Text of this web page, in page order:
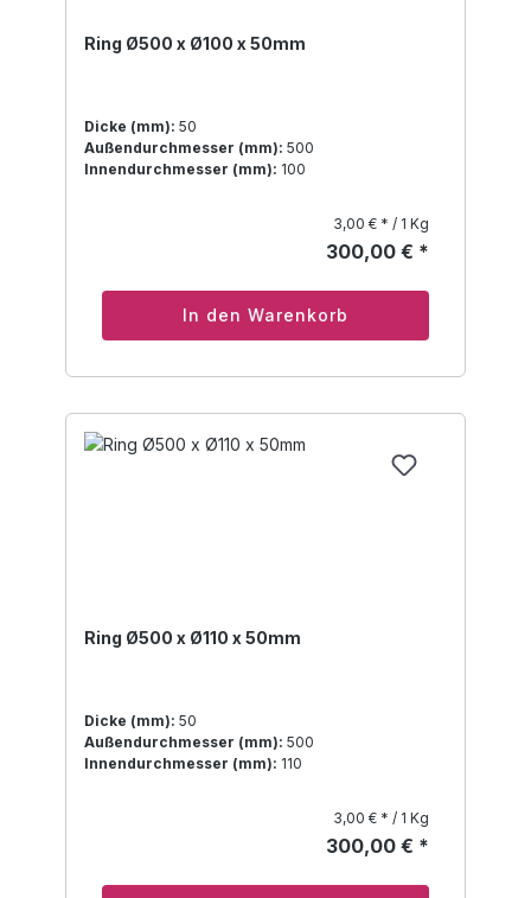
Ring Ø500 x Ø100 x 50mm
Dicke (mm): 50
Außendurchmesser (mm): 500
Innendurchmesser (mm): 100
3,00 € * / 1 Kg
300,00 € *
In den Warenkorb
Ring Ø500 x Ø110 x 50mm
Dicke (mm): 50
Außendurchmesser (mm): 500
Innendurchmesser (mm): 110
3,00 € * / 1 Kg
300,00 € *